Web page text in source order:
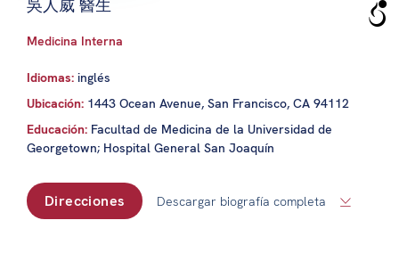
吳人威 醫生
Medicina Interna
Idiomas: inglés
Ubicación: 1443 Ocean Avenue, San Francisco, CA 94112
Educación: Facultad de Medicina de la Universidad de
Georgetown; Hospital General San Joaquín
Direcciones Descargar biografía completa